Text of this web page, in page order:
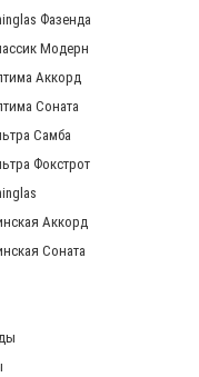
Фазенда
Модерн
Аккорд
Соната
Самба
Фокстрот
Аккорд
Соната